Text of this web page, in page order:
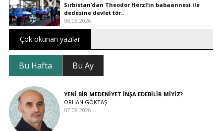
Sırbistan’dan Theodor Herzl’in babaannesi ile
dedesine devlet tör..
06.08.2026
Çok okunan yazılar
Bu Hafta Bu Ay
YENİ BİR MEDENİYET İNŞA EDEBİLİR MİYİZ?
ORHAN GÖKTAŞ
07.08.2026